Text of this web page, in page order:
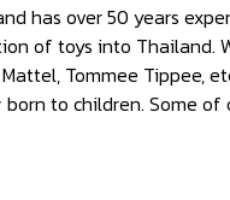
has over 50 years
of toys into Thailand.
Tommee Tippee,
to children. Some of